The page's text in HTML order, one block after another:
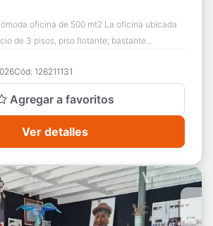
oficina de 500 mt2 La oficina ubicada
de 3 pisos, piso flotante; bastante
Cód: 126211131
Agregar a favoritos
Ver detalles